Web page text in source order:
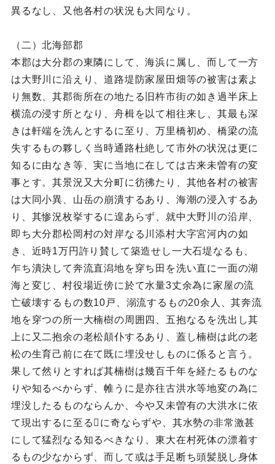
異るなし、又他各村の状況も大同なり。
（二）北海部郡
本郡は大分郡の東隣にして、海浜に属し、而して一方
は大野川に沿えり、道路堤防家屋田畑等の被害は素よ
り無数、其郡衙所在の地たる旧杵市街の如き過半床上
横流の浸す所となり、舟楫を以て相往来し、其最も深
きは軒端を洗んとするに至り、万里橋初め、橋梁の流
失するもの夥しく当時通路杜絶して市外の状況は更に
知るに由なき等、実に当地に在しては古来未曽有の変
事とす。其景況又大分町に彷彿たり、其他各村の被害
は大同小異、山岳の崩潰するあり、海潮の浸入するあ
り、其惨況枚挙するに遑あらず、就中大野川の沿岸、
即ち大分郡松岡村の対岸なる川添村大字宮河内の如
き、近時1万円許り賛して築造せし一大石堤なるも、
乍ち潰決して奔流直潟地を穿ち田を洗い直に一面の湖
海と変じ、村役場近傍に於て水量3丈余為に家屋の流
亡破壊するもの数10戸、溺流するもの20余人、其奔流
地を穿つの所一大楠樹の周囲四、五抱なるを洗出し其
上に又二抱余の老松顛仆するあり、蓋し楠樹は此の老
松の生育己前に在て既に埋没せしものに係ると言う。
果して然りとすれば其楠樹は幾百千年を経たるものな
りや知るべからず、帷うに是亦往古洪水等地変の為に
埋没したるものならんか、今や又未曽有の大洪水に依
て現出するに至るに奇ならずや、其水勢の非常激甚
にして猛烈なる知るべきなり、東大在村死体の漂着す
るもの少なからず、而して或は手足断ち頭髪脱し身体